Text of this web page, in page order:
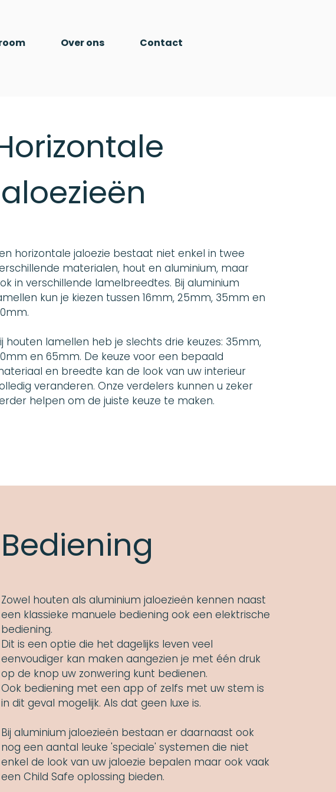
Over ons Contact
horizontale jaloezie bestaat niet enkel in twee
materialen, hout en aluminium, maar
in verschillende lamelbreedtes. Bij aluminium
kun je kiezen tussen 16mm, 25mm, 35mm en
houten lamellen heb je slechts drie keuzes: 35mm,
en 65mm. De keuze voor een bepaald
en breedte kan de look van uw interieur
veranderen. Onze verdelers kunnen u zeker
helpen om de juiste keuze te maken.
Bediening
Zowel houten als aluminium jaloezieën kennen naast
een klassieke manuele bediening ook een elektrische
bediening.
Dit is een optie die het dagelijks leven veel
eenvoudiger kan maken aangezien je met één druk
op de knop uw zonwering kunt bedienen.
Ook bediening met een app of zelfs met uw stem is
in dit geval mogelijk. Als dat geen luxe is.
Bij aluminium jaloezieën bestaan er daarnaast ook
nog een aantal leuke 'speciale' systemen die niet
enkel de look van uw jaloezie bepalen maar ook vaak
een Child Safe oplossing bieden.